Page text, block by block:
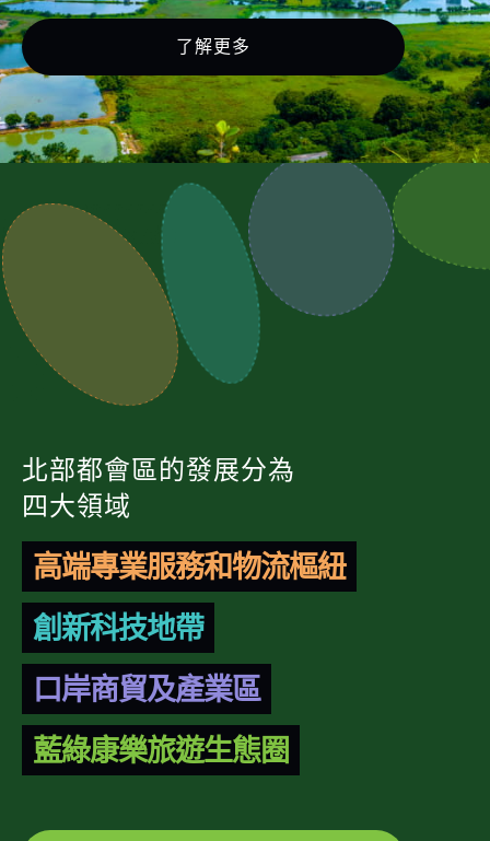
了解更多
北部都會區的發展分為
四大領域
高端專業服務和物流樞紐
創新科技地帶
口岸商貿及產業區
藍綠康樂旅遊生態圈